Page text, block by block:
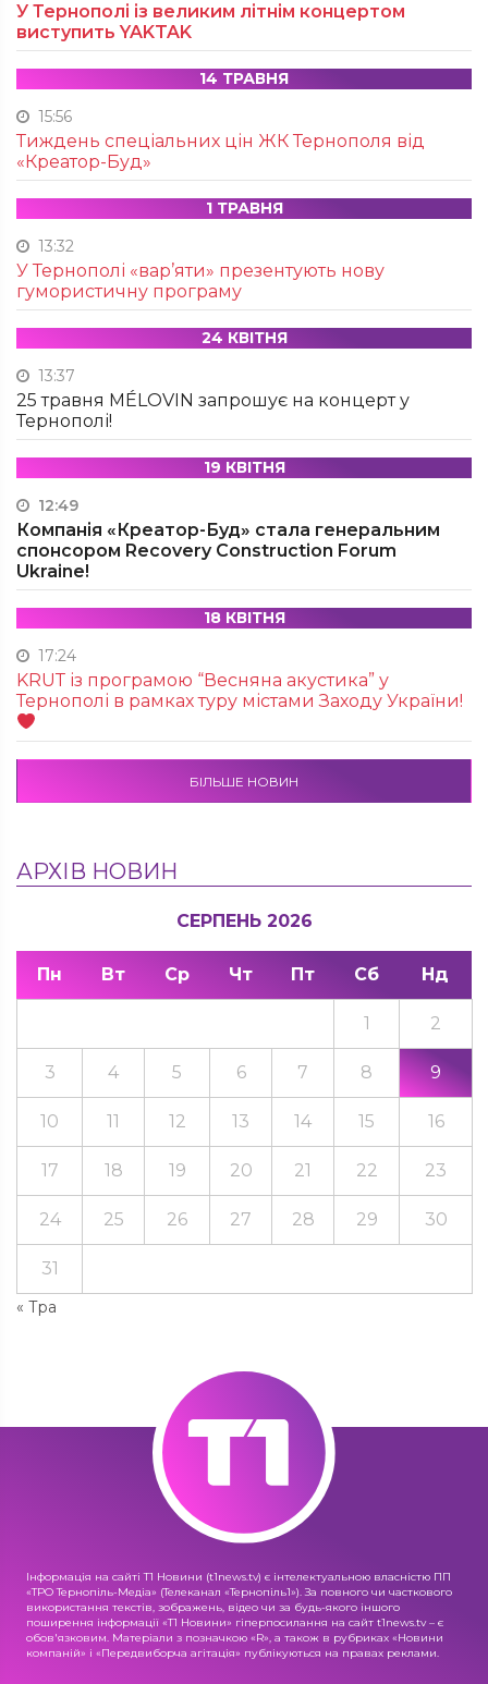
У Тернополі із великим літнім концертом
виступить YAKTAK
14 ТРАВНЯ
15:56
Тиждень спеціальних цін ЖК Тернополя від
«Креатор-Буд»
1 ТРАВНЯ
13:32
У Тернополі «вар’яти» презентують нову
гумористичну програму
24 КВІТНЯ
13:37
25 травня MÉLOVIN запрошує на концерт у
Тернополі!
19 КВІТНЯ
12:49
Компанія «Креатор-Буд» стала генеральним
спонсором Recovery Construction Forum
Ukraine!
18 КВІТНЯ
17:24
KRUТ із програмою “Весняна акустика” у
Тернополі в рамках туру містами Заходу України!
БІЛЬШЕ НОВИН
АРХІВ НОВИН
СЕРПЕНЬ 2026
Пн Вт Ср Чт Пт Сб Нд
« Тра
1 2
3 4 5 6 7 8 9
10 11 12 13 14 15 16
17 18 19 20 21 22 23
24 25 26 27 28 29 30
31
Інформація на сайті Т1 Новини (t1news.tv) є інтелектуальною власністю ПП
«ТРО Тернопіль-Медіа» (Телеканал «Тернопіль1»). За повного чи часткового
використання текстів, зображень, відео чи за будь-якого іншого
поширення інформації «Т1 Новини» гіперпосилання на сайт t1news.tv – є
обов'язковим. Матеріали з позначкою «R», а також в рубриках «Новини
компаній» і «Передвиборча агітація» публікуються на правах реклами.